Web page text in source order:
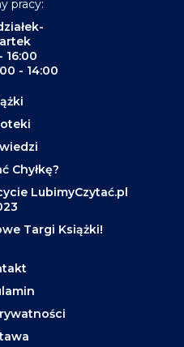
pracy:
16:00
- 14:00
Chyłkę?
LubimyCzytać.pl
Targi Książki!